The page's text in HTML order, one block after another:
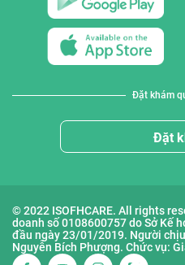
Đặt khám
Đặt
© 2022 ISOFHCARE. All rights
doanh số 0108600757 do Sở Kế
đầu ngày 23/01/2019. Người
Nguyễn Bích Phượng. Chức vụ: